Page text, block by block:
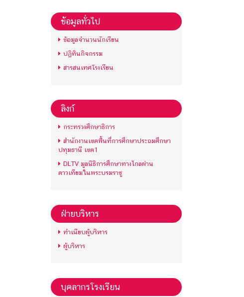
ข้อมูลทั่วไป
ข้อมูลจำนวนนักเรียน
ปฏิทินกิจกรรม
สารสนเทศโรงเรียน
ลิงก์
กระทรวงศึกษาธิการ
สำนักงานเขตพื้นที่การศึกษาประถมศึกษา
ปทุมธานี เขต1
DLTV มูลนิธิการศึกษาทางไกลผ่าน
ดาวเทียมในพระบรมราชู
ฝ่ายบริหาร
ทำเนียบผู้บริหาร
ผู้บริหาร
บุคลากรโรงเรียน